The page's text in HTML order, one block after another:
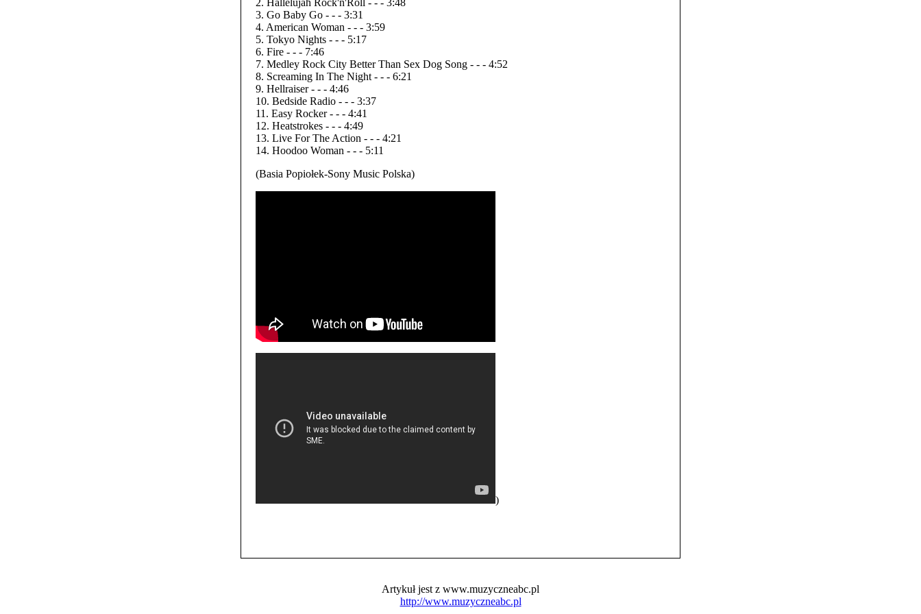
2. Hallelujah Rock'n'Roll - - - 3:48
3. Go Baby Go - - - 3:31
4. American Woman - - - 3:59
5. Tokyo Nights - - - 5:17
6. Fire - - - 7:46
7. Medley Rock City Better Than Sex Dog Song - - - 4:52
8. Screaming In The Night - - - 6:21
9. Hellraiser - - - 4:46
10. Bedside Radio - - - 3:37
11. Easy Rocker - - - 4:41
12. Heatstrokes - - - 4:49
13. Live For The Action - - - 4:21
14. Hoodoo Woman - - - 5:11
(Basia Popiołek-Sony Music Polska)
)
Artykuł jest z www.muzyczneabc.pl
http://www.muzyczneabc.pl